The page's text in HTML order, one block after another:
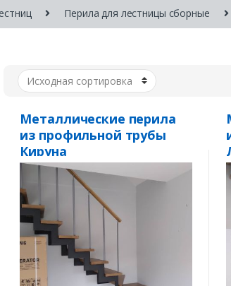
Перила для лестницы сборные
Металлические перила
из профильной трубы
Кируна